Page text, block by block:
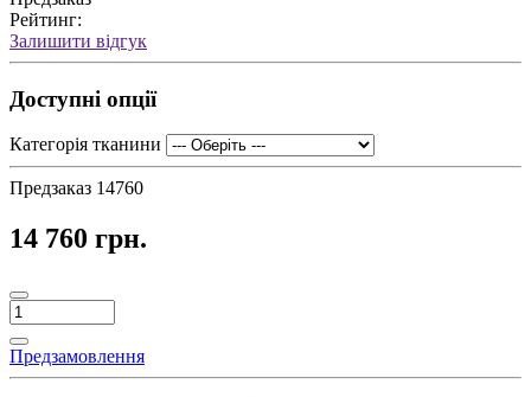
Рейтинг:
Залишити відгук
Доступні опції
Категорія тканини
Предзаказ 14760
14 760 грн.
Предзамовлення